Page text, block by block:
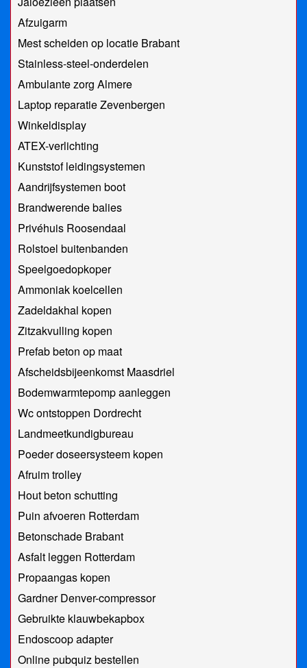
Afzuigarm
Mest scheiden op locatie Brabant
Stainless-steel-onderdelen
Ambulante zorg Almere
Laptop reparatie Zevenbergen
Winkeldisplay
ATEX-verlichting
Kunststof leidingsystemen
Aandrijfsystemen boot
Brandwerende balies
Privéhuis Roosendaal
Rolstoel buitenbanden
Speelgoedopkoper
Ammoniak koelcellen
Zadeldakhal kopen
Zitzakvulling kopen
Prefab beton op maat
Afscheidsbijeenkomst Maasdriel
Bodemwarmtepomp aanleggen
Wc ontstoppen Dordrecht
Landmeetkundigbureau
Poeder doseersysteem kopen
Afruim trolley
Hout beton schutting
Puin afvoeren Rotterdam
Betonschade Brabant
Asfalt leggen Rotterdam
Propaangas kopen
Gardner Denver-compressor
Gebruikte klauwbekapbox
Endoscoop adapter
Online pubquiz bestellen